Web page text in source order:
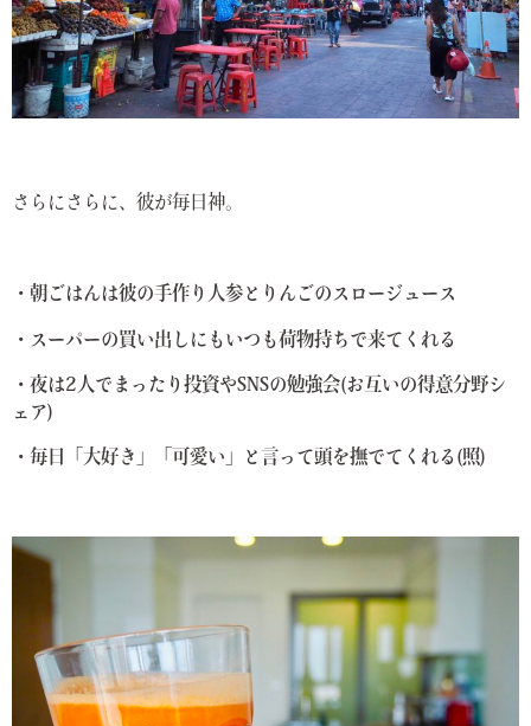
さらにさらに、彼が毎日神。
・朝ごはんは彼の手作り人参とりんごのスロージュース
・スーパーの買い出しにもいつも荷物持ちで来てくれる
・夜は2人でまったり投資やSNSの勉強会(お互いの得意分野シ
ェア)
・毎日「大好き」「可愛い」と言って頭を撫でてくれる(照)